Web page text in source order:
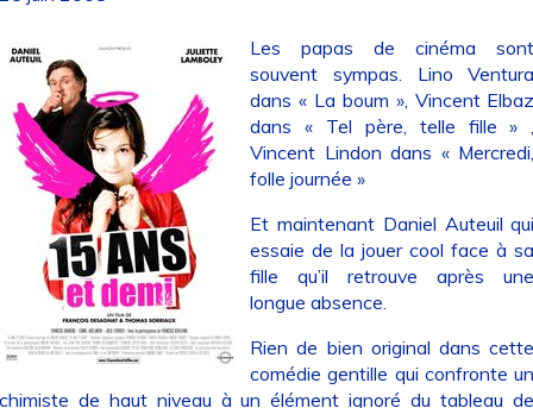
Les papas de cinéma
souvent sympas. Lino
dans « La boum », Vincent
dans « Tel père, telle fille »
Vincent Lindon dans «
folle journée »
Et maintenant Daniel Auteuil
essaie de la jouer cool face à
fille qu’il retrouve après
longue absence.
Rien de bien original dans
comédie gentille qui confronte
de haut niveau à un élément ignoré du tableau